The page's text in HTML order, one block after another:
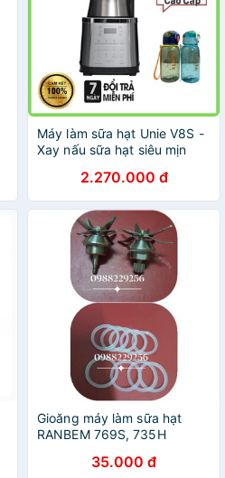
Máy làm sữa hạt Unie V8S -
Xay nấu sữa hạt siêu mịn
2.270.000 đ
Gioăng máy làm sữa hạt
RANBEM 769S, 735H
35.000 đ